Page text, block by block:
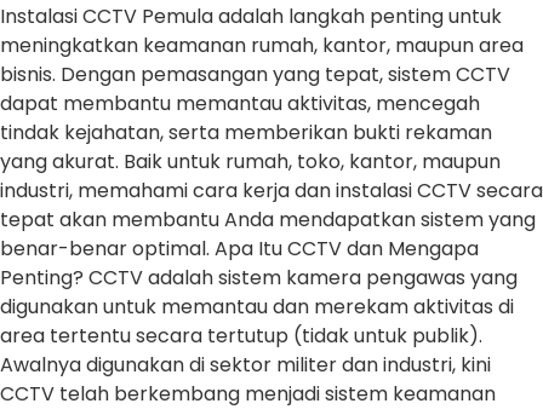
Instalasi CCTV Pemula adalah langkah penting untuk
meningkatkan keamanan rumah, kantor, maupun area
bisnis. Dengan pemasangan yang tepat, sistem CCTV
dapat membantu memantau aktivitas, mencegah
tindak kejahatan, serta memberikan bukti rekaman
yang akurat. Baik untuk rumah, toko, kantor, maupun
industri, memahami cara kerja dan instalasi CCTV secara
tepat akan membantu Anda mendapatkan sistem yang
benar-benar optimal. Apa Itu CCTV dan Mengapa
Penting? CCTV adalah sistem kamera pengawas yang
digunakan untuk memantau dan merekam aktivitas di
area tertentu secara tertutup (tidak untuk publik).
Awalnya digunakan di sektor militer dan industri, kini
CCTV telah berkembang menjadi sistem keamanan